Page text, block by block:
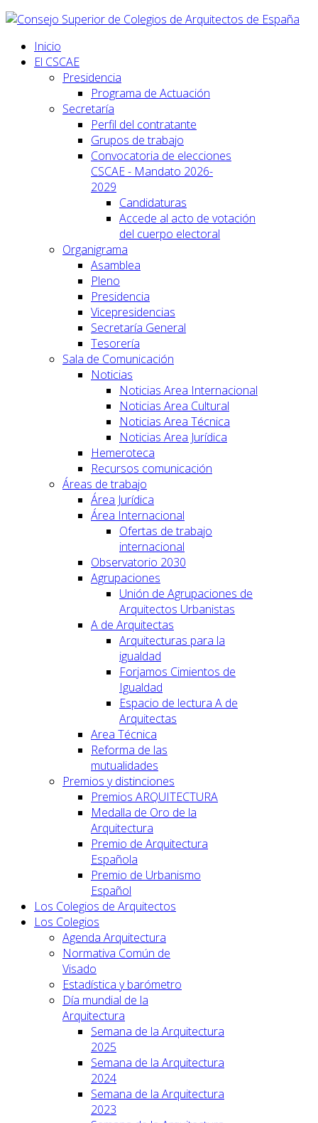
Inicio
El CSCAE
Presidencia
Programa de Actuación
Secretaría
Perfil del contratante
Grupos de trabajo
Convocatoria de elecciones
CSCAE - Mandato 2026-
2029
Candidaturas
Accede al acto de votación
del cuerpo electoral
Organigrama
Asamblea
Pleno
Presidencia
Vicepresidencias
Secretaría General
Tesorería
Sala de Comunicación
Noticias
Noticias Area Internacional
Noticias Area Cultural
Noticias Area Técnica
Noticias Area Jurídica
Hemeroteca
Recursos comunicación
Áreas de trabajo
Área Jurídica
Área Internacional
Ofertas de trabajo
internacional
Observatorio 2030
Agrupaciones
Unión de Agrupaciones de
Arquitectos Urbanistas
A de Arquitectas
Arquitecturas para la
igualdad
Forjamos Cimientos de
Igualdad
Espacio de lectura A de
Arquitectas
Area Técnica
Reforma de las
mutualidades
Premios y distinciones
Premios ARQUITECTURA
Medalla de Oro de la
Arquitectura
Premio de Arquitectura
Española
Premio de Urbanismo
Español
Los Colegios de Arquitectos
Los Colegios
Agenda Arquitectura
Normativa Común de
Visado
Estadística y barómetro
Día mundial de la
Arquitectura
Semana de la Arquitectura
2025
Semana de la Arquitectura
2024
Semana de la Arquitectura
2023